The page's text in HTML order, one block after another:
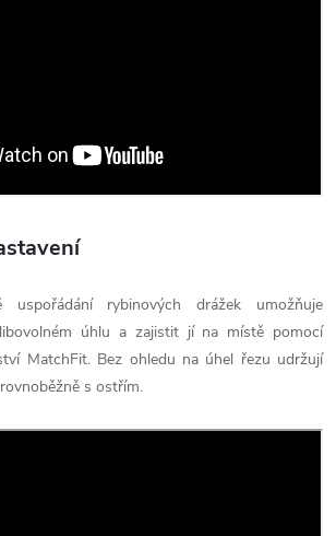
uspořádání rybinových drážek umožňuje
úhlu a zajistit jí na místě pomocí
MatchFit. Bez ohledu na úhel řezu udržují
s ostřím.